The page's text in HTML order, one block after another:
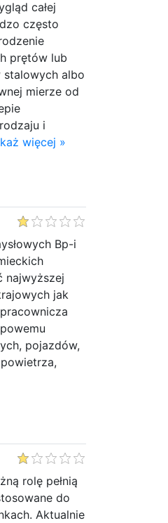
całej
często
prętów lub
stalowych albo
mierze od
i
więcej »
Bp-i
najwyższej
jak
pojazdów,
rolę pełnią
do
Aktualnie